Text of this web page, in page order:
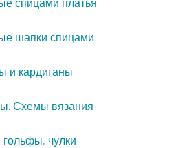
спицами платья
шапки спицами
и кардиганы
Схемы вязания
гольфы, чулки